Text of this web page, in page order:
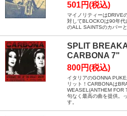
501円(税込)
マイノリティーはDRIVE
対してBLOCKOは90年代
のALL SAINTSのカバー
SPLIT
CARBONA 7"
800円(税込)
イタリアのGONNA
リット！CARBONAは
WEASEL(ANTHEM FOR
句なく最高の曲を提供。
す。